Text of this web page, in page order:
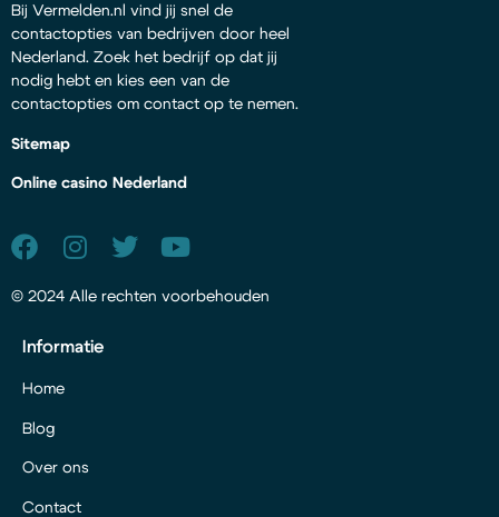
Bij Vermelden.nl vind jij snel de
contactopties van bedrijven door heel
Nederland. Zoek het bedrijf op dat jij
nodig hebt en kies een van de
contactopties om contact op te nemen.
Sitemap
Online casino Nederland
© 2024 Alle rechten voorbehouden
Informatie
Home
Blog
Over ons
Contact